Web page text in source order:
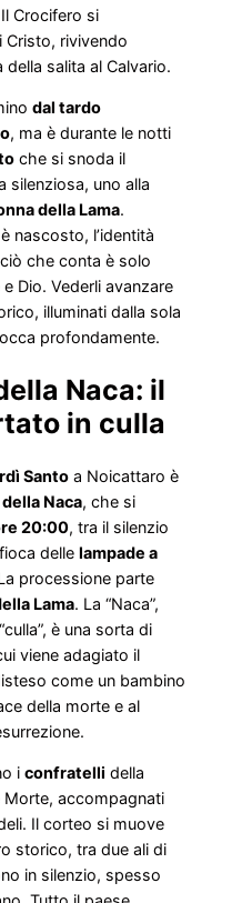
Crocifero si
Cristo, rivivendo
salita al Calvario.
dal tardo
, ma è durante le notti
che si snoda il
silenziosa, uno alla
della Lama.
nascosto, l’identità
che conta è solo
Dio. Vederli avanzare
illuminati dalla sola
profondamente.
Naca: il
in culla
Santo a Noicattaro è
Naca, che si
20:00, tra il silenzio
delle lampade a
processione parte
Lama. La “Naca”,
è una sorta di
viene adagiato il
come un bambino
della morte e al
i confratelli della
Morte, accompagnati
Il corteo si muove
storico, tra due ali di
in silenzio, spesso